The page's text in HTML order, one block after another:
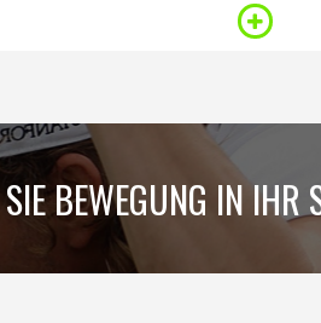
BEWEGUNG IN IHR